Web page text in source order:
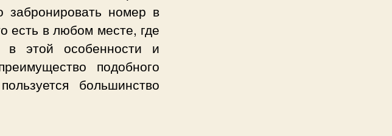
номер в
есть в любом месте, где
этой особенности и
подобного
большинство